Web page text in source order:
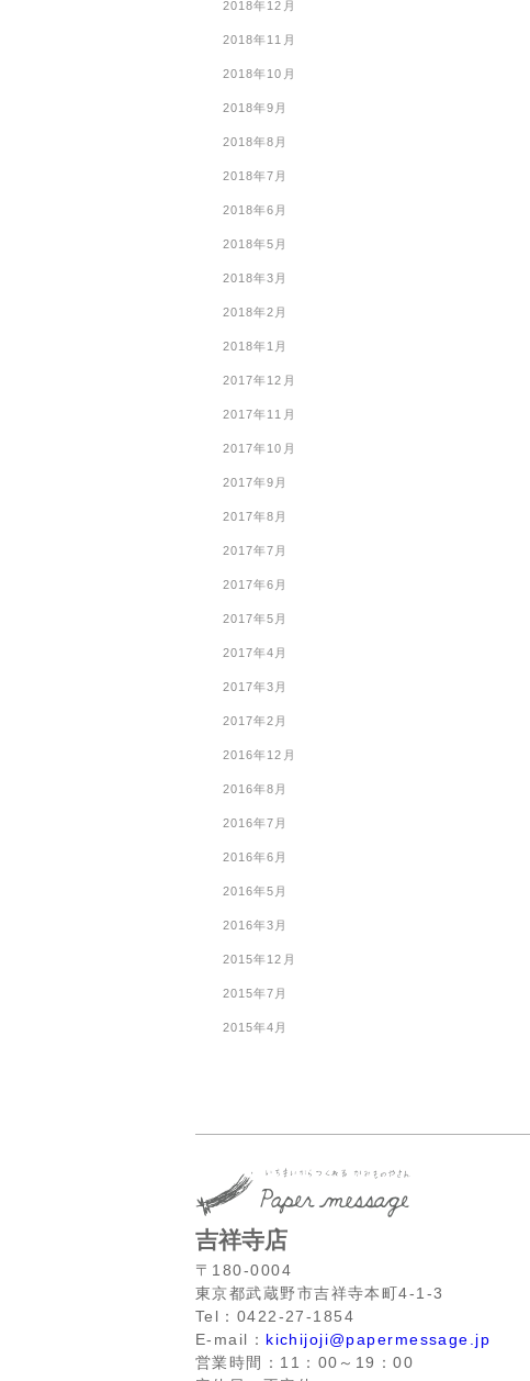
2018年12月
2018年11月
2018年10月
2018年9月
2018年8月
2018年7月
2018年6月
2018年5月
2018年3月
2018年2月
2018年1月
2017年12月
2017年11月
2017年10月
2017年9月
2017年8月
2017年7月
2017年6月
2017年5月
2017年4月
2017年3月
2017年2月
2016年12月
2016年8月
2016年7月
2016年6月
2016年5月
2016年3月
2015年12月
2015年7月
2015年4月
吉祥寺店
〒180-0004
東京都武蔵野市吉祥寺本町4-1-3
Tel：0422-27-1854
E-mail： kichijoji@papermessage.jp
営業時間：11：00～19：00